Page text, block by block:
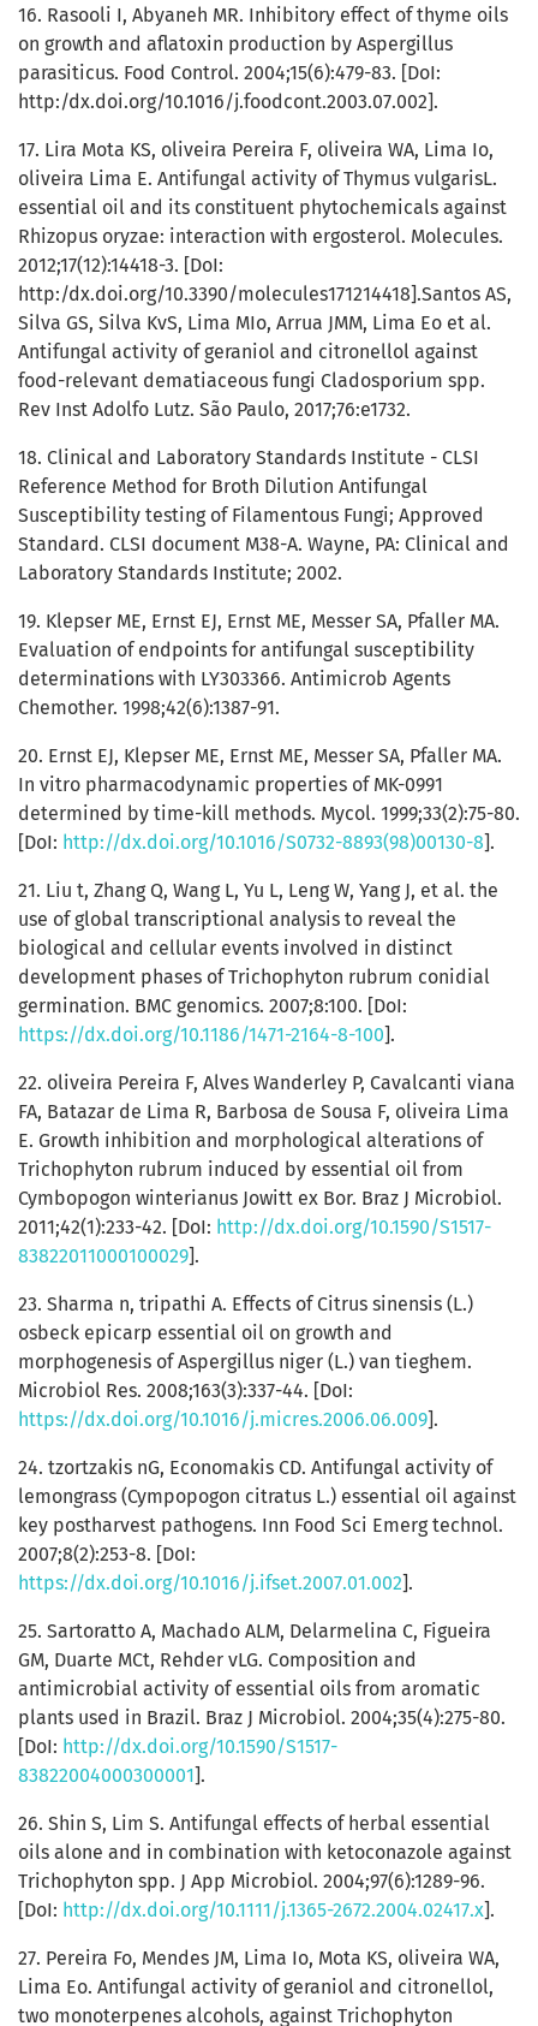
16. Rasooli I, Abyaneh MR. Inhibitory effect of thyme oils
on growth and aflatoxin production by Aspergillus
parasiticus. Food Control. 2004;15(6):479-83. [DoI:
http:/dx.doi.org/10.1016/j.foodcont.2003.07.002].
17. Lira Mota KS, oliveira Pereira F, oliveira WA, Lima Io,
oliveira Lima E. Antifungal activity of Thymus vulgarisL.
essential oil and its constituent phytochemicals against
Rhizopus oryzae: interaction with ergosterol. Molecules.
2012;17(12):14418-3. [DoI:
http:/dx.doi.org/10.3390/molecules171214418].Santos AS,
Silva GS, Silva KvS, Lima MIo, Arrua JMM, Lima Eo et al.
Antifungal activity of geraniol and citronellol against
food-relevant dematiaceous fungi Cladosporium spp.
Rev Inst Adolfo Lutz. São Paulo, 2017;76:e1732.
18. Clinical and Laboratory Standards Institute - CLSI
Reference Method for Broth Dilution Antifungal
Susceptibility testing of Filamentous Fungi; Approved
Standard. CLSI document M38-A. Wayne, PA: Clinical and
Laboratory Standards Institute; 2002.
19. Klepser ME, Ernst EJ, Ernst ME, Messer SA, Pfaller MA.
Evaluation of endpoints for antifungal susceptibility
determinations with LY303366. Antimicrob Agents
Chemother. 1998;42(6):1387-91.
20. Ernst EJ, Klepser ME, Ernst ME, Messer SA, Pfaller MA.
In vitro pharmacodynamic properties of MK-0991
determined by time-kill methods. Mycol. 1999;33(2):75-80.
[DoI: http://dx.doi.org/10.1016/S0732-8893(98)00130-8].
21. Liu t, Zhang Q, Wang L, Yu L, Leng W, Yang J, et al. the
use of global transcriptional analysis to reveal the
biological and cellular events involved in distinct
development phases of Trichophyton rubrum conidial
germination. BMC genomics. 2007;8:100. [DoI:
https://dx.doi.org/10.1186/1471-2164-8-100].
22. oliveira Pereira F, Alves Wanderley P, Cavalcanti viana
FA, Batazar de Lima R, Barbosa de Sousa F, oliveira Lima
E. Growth inhibition and morphological alterations of
Trichophyton rubrum induced by essential oil from
Cymbopogon winterianus Jowitt ex Bor. Braz J Microbiol.
2011;42(1):233-42. [DoI: http://dx.doi.org/10.1590/S1517-
83822011000100029].
23. Sharma n, tripathi A. Effects of Citrus sinensis (L.)
osbeck epicarp essential oil on growth and
morphogenesis of Aspergillus niger (L.) van tieghem.
Microbiol Res. 2008;163(3):337-44. [DoI:
https://dx.doi.org/10.1016/j.micres.2006.06.009].
24. tzortzakis nG, Economakis CD. Antifungal activity of
lemongrass (Cympopogon citratus L.) essential oil against
key postharvest pathogens. Inn Food Sci Emerg technol.
2007;8(2):253-8. [DoI:
https://dx.doi.org/10.1016/j.ifset.2007.01.002].
25. Sartoratto A, Machado ALM, Delarmelina C, Figueira
GM, Duarte MCt, Rehder vLG. Composition and
antimicrobial activity of essential oils from aromatic
plants used in Brazil. Braz J Microbiol. 2004;35(4):275-80.
[DoI: http://dx.doi.org/10.1590/S1517-
83822004000300001].
26. Shin S, Lim S. Antifungal effects of herbal essential
oils alone and in combination with ketoconazole against
Trichophyton spp. J App Microbiol. 2004;97(6):1289-96.
[DoI: http://dx.doi.org/10.1111/j.1365-2672.2004.02417.x].
27. Pereira Fo, Mendes JM, Lima Io, Mota KS, oliveira WA,
Lima Eo. Antifungal activity of geraniol and citronellol,
two monoterpenes alcohols, against Trichophyton